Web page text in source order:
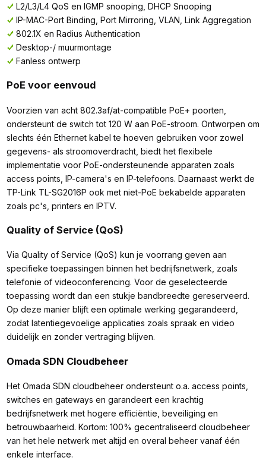
L2/L3/L4 QoS en IGMP snooping, DHCP Snooping
IP-MAC-Port Binding, Port Mirroring, VLAN, Link Aggregation
802.1X en Radius Authentication
Desktop-/ muurmontage
Fanless ontwerp
PoE voor eenvoud
Voorzien van acht 802.3af/at-compatible PoE+ poorten,
ondersteunt de switch tot 120 W aan PoE-stroom. Ontworpen om
slechts één Ethernet kabel te hoeven gebruiken voor zowel
gegevens- als stroomoverdracht, biedt het flexibele
implementatie voor PoE-ondersteunende apparaten zoals
access points, IP-camera's en IP-telefoons. Daarnaast werkt de
TP-Link TL-SG2016P ook met niet-PoE bekabelde apparaten
zoals pc's, printers en IPTV.
Quality of Service (QoS)
Via Quality of Service (QoS) kun je voorrang geven aan
specifieke toepassingen binnen het bedrijfsnetwerk, zoals
telefonie of videoconferencing. Voor de geselecteerde
toepassing wordt dan een stukje bandbreedte gereserveerd.
Op deze manier blijft een optimale werking gegarandeerd,
zodat latentiegevoelige applicaties zoals spraak en video
duidelijk en zonder vertraging blijven.
Omada SDN Cloudbeheer
Het Omada SDN cloudbeheer ondersteunt o.a. access points,
switches en gateways en garandeert een krachtig
bedrijfsnetwerk met hogere efficiëntie, beveiliging en
betrouwbaarheid. Kortom: 100% gecentraliseerd cloudbeheer
van het hele netwerk met altijd en overal beheer vanaf één
enkele interface.